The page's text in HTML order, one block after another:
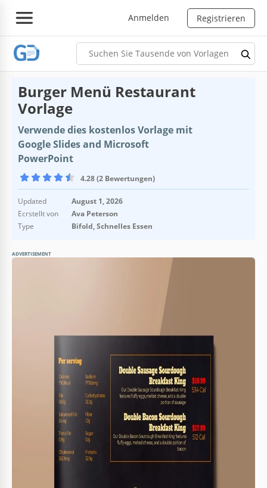
Anmelden Registrieren
Burger Menü Restaurant
Vorlage
Verwende dies kostenlos Vorlage mit
Google Slides and Microsoft
PowerPoint
4.28 (2 Bewertungen)
Updated
August 1, 2026
Ecrstellt von
Ava Peterson
Type
Bifold, Schnelles Essen
ADVERTISEMENT